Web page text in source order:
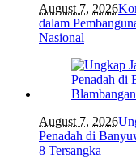
August 7, 2026
dalam
Nasional
August 7, 2026
Penadah di
8 Tersangka